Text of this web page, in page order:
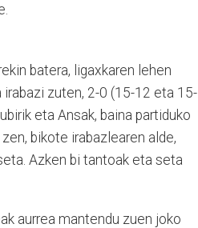
batera, ligaxkaren lehen
zuten, 2-0 (15-12 eta 15-
eta Ansak, baina partiduko
bikote irabazlearen alde,
Azken bi tantoak eta seta
aurrea mantendu zuen joko